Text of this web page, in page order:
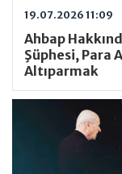
19.07.2026 11:09
Ahbap
Şüphesi, Para
Altıparmak